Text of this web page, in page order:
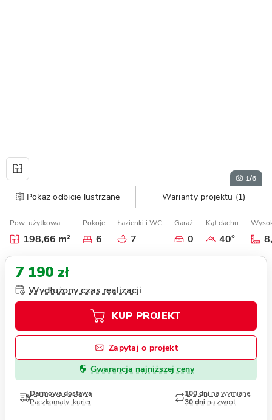
1/6
Pokaż odbicie lustrzane Warianty projektu (1)
Pow. użytkowa
198,66 m²
Pokoje
6
Łazienki i WC
7
Garaż
0
Kąt dachu
40°
7 190 zł
Wydłużony czas realizacji
KUP PROJEKT
Zapytaj o projekt
Gwarancja najniższej ceny
Darmowa dostawa
Paczkomaty, kurier
100 dni na wymianę,
30 dni na zwrot